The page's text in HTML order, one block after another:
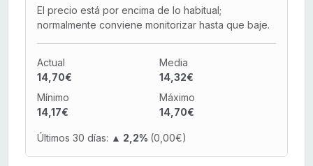
El precio está por encima de lo habitual;
normalmente conviene monitorizar hasta que baje.
Actual
14,70€
Media
14,32€
Mínimo
14,17€
Máximo
14,70€
Últimos 30 días: ▲ 2,2% (0,00€)